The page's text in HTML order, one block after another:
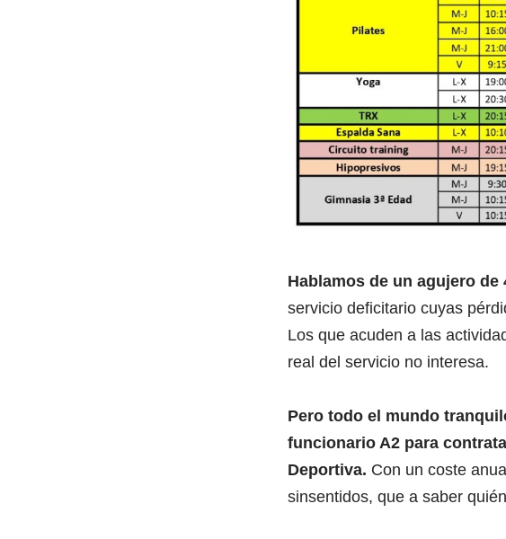
Hablamos de un agujero de
servicio deficitario cuyas
Los que acuden a las
real del servicio no interesa.
Pero todo el mundo
funcionario A2 para
Deportiva. Con un coste
sinsentidos, que a saber